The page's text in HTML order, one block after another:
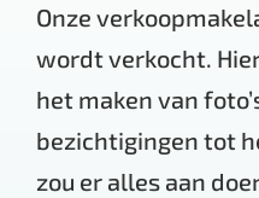
Onze
wordt verkocht.
het maken van
bezichtigingen tot
zou er alles aan